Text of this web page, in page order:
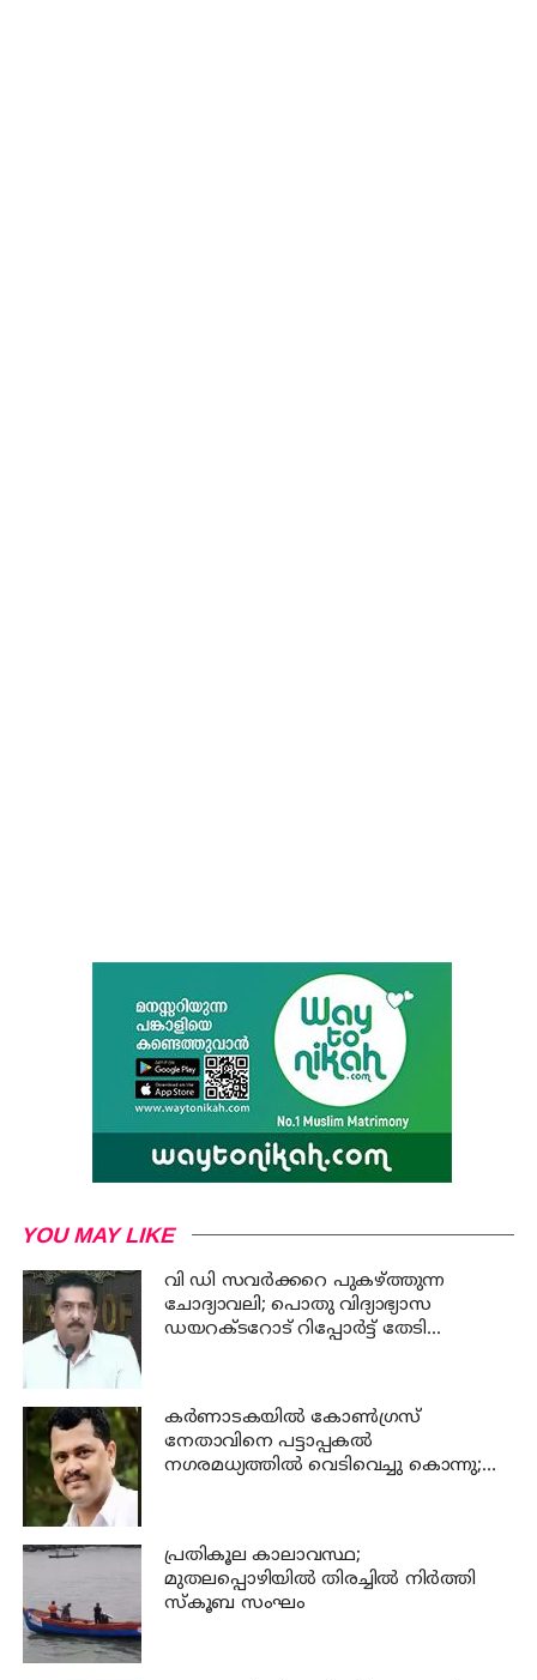
YOU MAY LIKE
വി ഡി സവര്‍ക്കറെ പുകഴ്ത്തുന്ന
ചോദ്യാവലി; പൊതു വിദ്യാഭ്യാസ
ഡയറക്ടറോട് റിപ്പോര്‍ട്ട് തേടി
കര്‍ണാടകയില്‍ കോണ്‍ഗ്രസ്
നേതാവിനെ പട്ടാപ്പകല്‍
നഗരമധ്യത്തില്‍ വെടിവെച്ചു കൊന്നു;
പ്രതികൂല കാലാവസ്ഥ;
മുതലപ്പൊഴിയില്‍ തിരച്ചില്‍ നിര്‍ത്തി
സ്കൂബ സംഘം